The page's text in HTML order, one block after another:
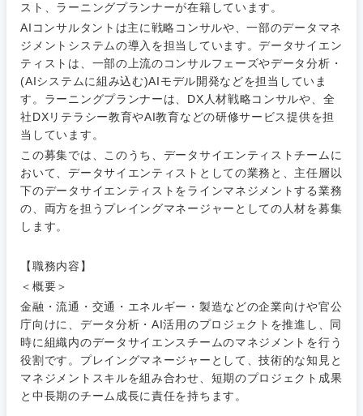
スト、ラーニングプランナーが在籍しています。
AIコンサルタントは主に戦略コンサルや、一部のデータマネ
ジメントシステムの導入を担当しています。データサイエン
ティストは、一部の上流のコンサルフェーズやデータ分析・
(AIシステムに組み込む)AIモデル開発などを担当していま
す。ラーニングプランナーは、DX人材戦略コンサルや、全
社DXリテラシー教育やAI教育などの研修サービス提供を担
当しています。
この募集では、このうち、データサイエンティストチームに
おいて、データサイエンティストとしての業務と、主任層以
下のデータサイエンティストをラインマネジメントする業務
の、両方を担うプレイングマネージャーとしての人材を募集
します。
【職務内容】
＜概要＞
金融・流通・交通・エネルギー・製造などの企業向けや官公
庁向けに、データ分析・AI活用のプロジェクトを推進し、同
時に組織内のデータサイエンスチームのマネジメントを行う
役割です。プレイングマネージャーとして、技術的な知見と
マネジメントスキルを組み合わせ、短期のプロジェクト成果
と中長期のチーム成長に責任を持ちます。
ご希望の職種を選択してください
経営企
画・事業
企画
経営ボー
ド
SCM
人事
マーケテ
ィング
画
事業企画・事業開発
M&A・事業投資
経営企画
ご希望の職種を選択してください
経営企画・事業企画
経営ボード
管理
人事
マーケティング
営業
サービス
ご希望の業界を選択してください
商社・卸
エネルギー・資源・環境
電気・電子・半導体
素材・化学・金属
食品・化粧品・アパレル・消費財
ご希望の勤務地を選択してください
北海道・東北地方
北海道 青森県
秋田県 岩手県
宮城県
福島県
ご希望条件を入力ください
希望年収
推奨年齢
20代 30代
フリーワード
こだわり条件を入力ください